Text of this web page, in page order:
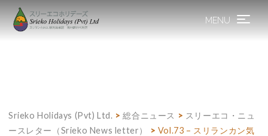
MENU Toggle
Srieko Holidays (Pvt) Ltd. >総合ニュース > スリーエコ・ニュ
ースレター（Srieko News letter）
> Vol.73 – スリランカン気